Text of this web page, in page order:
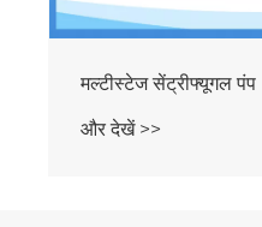
मल्टीस्टेज सेंट्रीफ्यूगल पंप
और देखें >>